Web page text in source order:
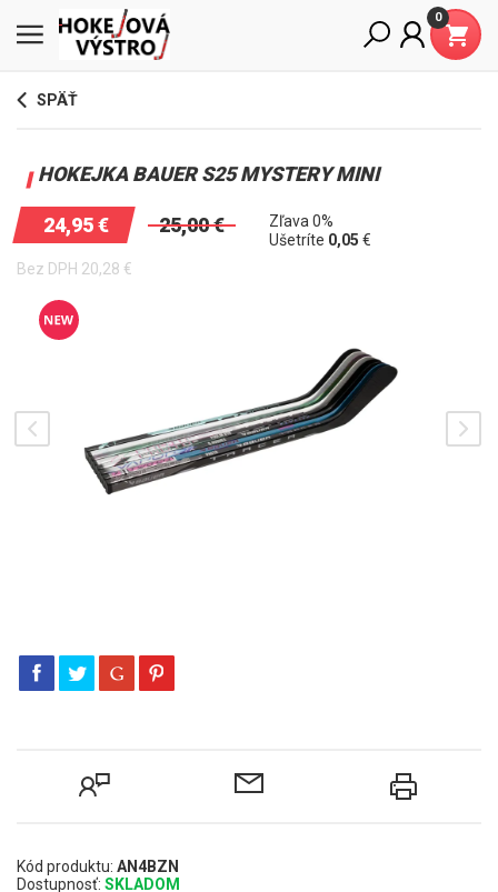
0
SPÄŤ
HOKEJKA BAUER S25 MYSTERY MINI
24,95€ 25,00€
Zľava 0%
Ušetríte 0,05 €
Bez DPH 20,28 €
Kód produktu: AN4BZN
Dostupnosť: SKLADOM